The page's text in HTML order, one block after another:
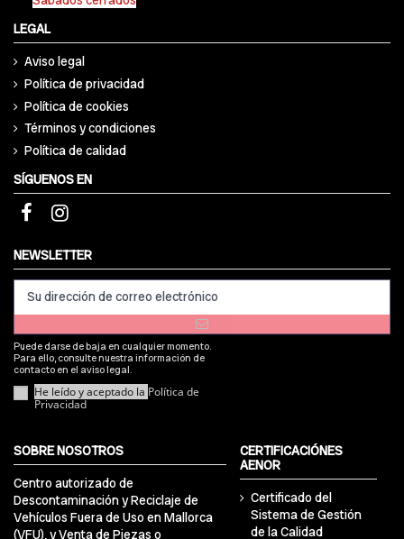
LEGAL
Aviso legal
Política de privacidad
Política de cookies
Términos y condiciones
Política de calidad
SÍGUENOS EN
NEWSLETTER
Puede darse de baja en cualquier momento.
Para ello, consulte nuestra información de
contacto en el aviso legal.
He leído y aceptado la Política de
Privacidad
SOBRE NOSOTROS
Centro autorizado de
Descontaminación y Reciclaje de
Vehículos Fuera de Uso en Mallorca
(VFU), y Venta de Piezas o
CERTIFICACIÓNES
AENOR
Certificado del
Sistema de Gestión
de la Calidad